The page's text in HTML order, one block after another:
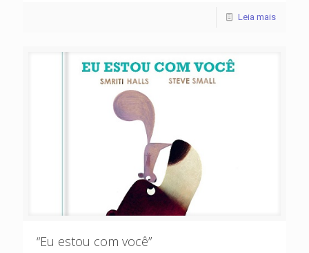
Leia mais
“Eu estou com você”